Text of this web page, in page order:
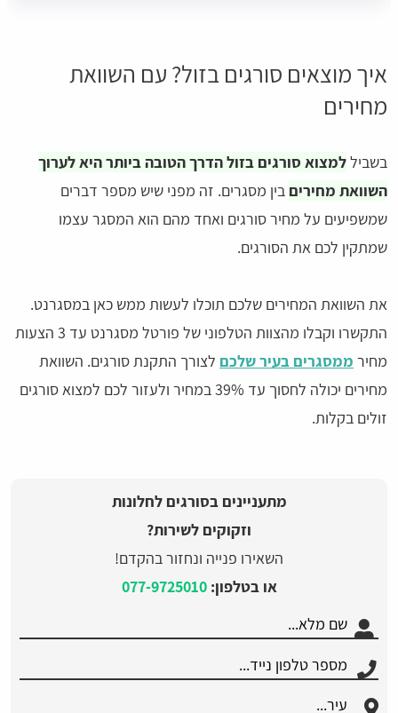
איך מוצאים סורגים בזול? עם השוואת
מחירים
בשביללמצוא סורגים בזול הדרך הטובה ביותר היא לערוך
השוואת מחירים בין מסגרים. זה מפני שיש מספר דברים
שמשפיעים על מחיר סורגים ואחד מהם הוא המסגר עצמו
שמתקין לכם את הסורגים.
את השוואת המחירים שלכם תוכלו לעשות ממש כאן במסגרנט.
התקשרו וקבלו מהצוות הטלפוני של פורטל מסגרנט עד 3 הצעות
מחיר ממסגרים בעיר שלכם לצורך התקנת סורגים. השוואת
מחירים יכולה לחסוך עד 39% במחיר ולעזור לכם למצוא סורגים
זולים בקלות.
מתעניינים בסורגים לחלונות
וזקוקים לשירות?
השאירו פנייה ונחזור בהקדם!
או בטלפון:077-9725010